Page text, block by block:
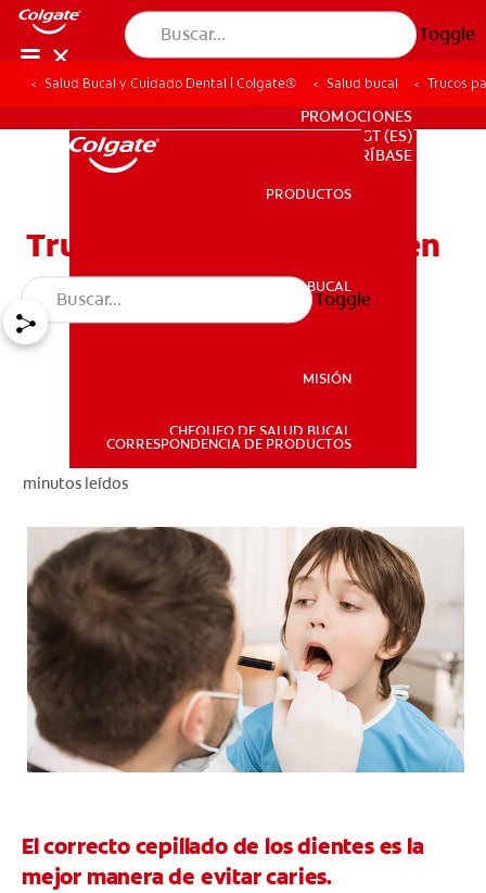
Toggle
SALUD BUCAL
CORRESPONDENCIA DE PRODUCTOS
PARA PROFESIONALES
PROMOCIONES
GT (ES)
PARA PROFESIONALES
PROMOCIONES
GT (ES)
SUSCRÍBASE
PRODUCTOS
SALUD BUCAL
MISIÓN
CHEQUEO DE SALUD BUCAL
CORRESPONDENCIA DE PRODUCTOS
Toggle
Salud Bucal y Cuidado Dental | Colgate® Salud bucal Trucos
Trucos Para Cepillarse Bien
minutos leídos
El correcto cepillado de los dientes es la
mejor manera de evitar caries.